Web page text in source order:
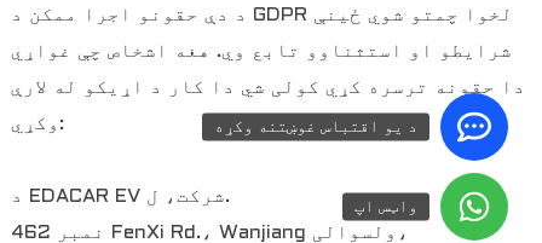
د یو اقتباس غوښتنه وکړه
واټس اپ
د دې حقونو اجرا ممکن د GDPR لخوا چمتو شوي ځینې
شرایطو او استثناوو تابع وي. هغه اشخاص چې غواړي
دا حقونه ترسره کړي کولی شي دا کار د اړیکو له لارې
وکړي:
د EDACAR EV شرکت، ل.
نمبر 462 FenXi Rd.، Wanjiang ولسوالی،